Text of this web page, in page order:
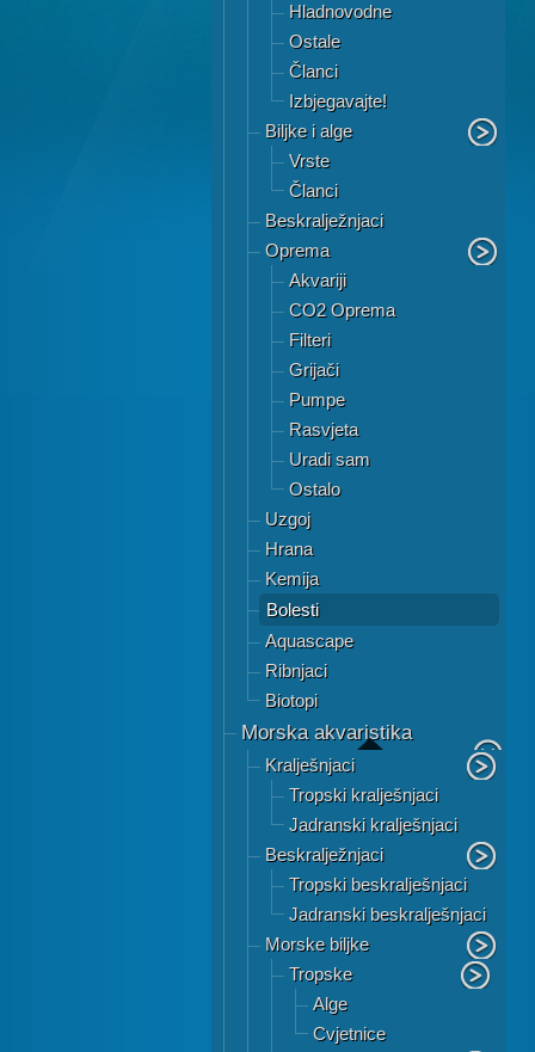
Hladnovodne
Ostale
Članci
Izbjegavajte!
Biljke i alge
Vrste
Članci
Beskralježnjaci
Oprema
Akvariji
CO2 Oprema
Filteri
Grijači
Pumpe
Rasvjeta
Uradi sam
Ostalo
Uzgoj
Hrana
Kemija
Bolesti
Aquascape
Ribnjaci
Biotopi
Morska akvaristika
Kralješnjaci
Tropski kralješnjaci
Jadranski kralješnjaci
Beskralježnjaci
Tropski beskralješnjaci
Jadranski beskralješnjaci
Morske biljke
Tropske
Alge
Cvjetnice